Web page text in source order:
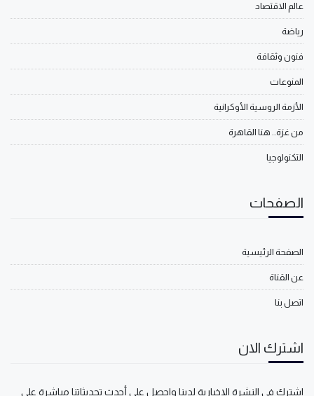
عالم الاقتصاد
رياضة
فنون وثقافة
المنوعات
الأزمة الروسية الأوكرانية
من غزة.. هنا القاهرة
التكنولوجيا
الصفحات
الصفحة الرئيسية
عن القناة
اتصل بنا
اشترك الان
اشترك في النشرة الإخبارية لدينا واحصل على أحدث تحديثاتنا مباشرة على